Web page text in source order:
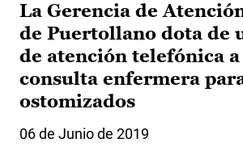
La Gerencia de
de Puertollano dota de
de atención telefónica
consulta enfermera
ostomizados
06 de Junio de 2019